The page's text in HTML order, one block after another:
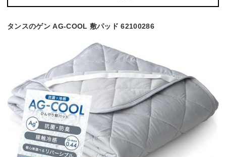
タンスのゲン AG-COOL 敷パッド 62100286